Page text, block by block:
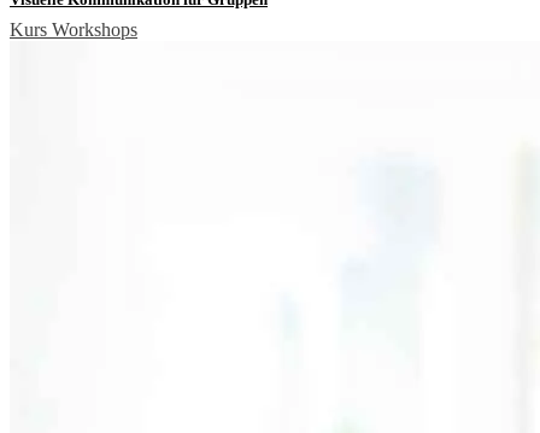
Kurs Workshops